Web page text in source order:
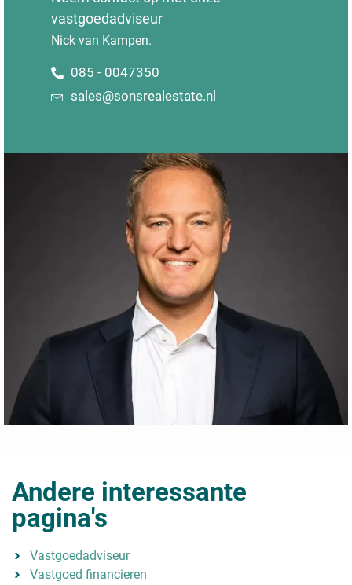
vastgoedadviseur
Nick van Kampen.
085 - 0047350
sales@sonsrealestate.nl
Andere interessante
pagina's
Vastgoedadviseur
Vastgoed financieren